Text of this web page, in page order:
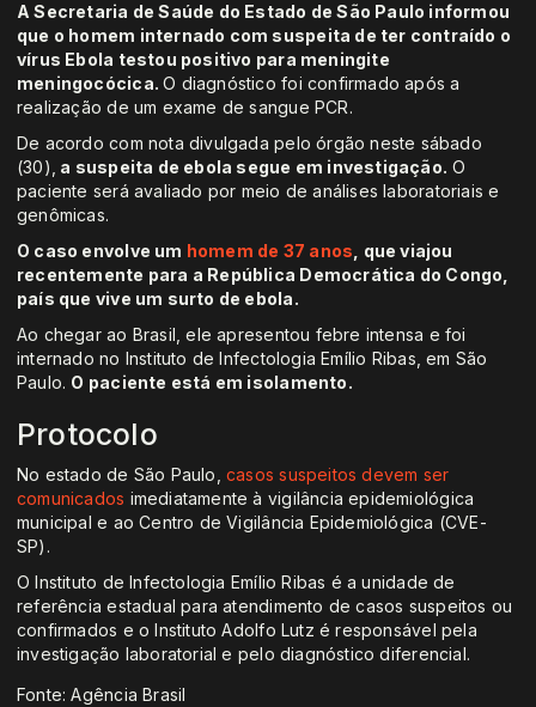
A Secretaria de Saúde do Estado de São Paulo informou
que o homem internado com suspeita de ter contraído o
vírus Ebola testou positivo para meningite
meningocócica.O diagnóstico foi confirmado após a
realização de um exame de sangue PCR.
De acordo com nota divulgada pelo órgão neste sábado
(30), a suspeita de ebola segue em investigação. O
paciente será avaliado por meio de análises laboratoriais e
genômicas.
O caso envolve um homem de 37 anos , que viajou
recentemente para a República Democrática do Congo,
país que vive um surto de ebola.
Ao chegar ao Brasil, ele apresentou febre intensa e foi
internado no Instituto de Infectologia Emílio Ribas, em São
Paulo. O paciente está em isolamento.
Protocolo
No estado de São Paulo,casos suspeitos devem ser
comunicados imediatamente à vigilância epidemiológica
municipal e ao Centro de Vigilância Epidemiológica (CVE-
SP).
O Instituto de Infectologia Emílio Ribas é a unidade de
referência estadual para atendimento de casos suspeitos ou
confirmados e o Instituto Adolfo Lutz é responsável pela
investigação laboratorial e pelo diagnóstico diferencial.
Fonte: Agência Brasil